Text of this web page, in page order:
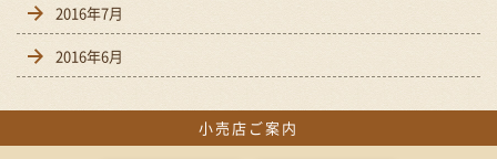
2016年7月
2016年6月
小売店ご案内